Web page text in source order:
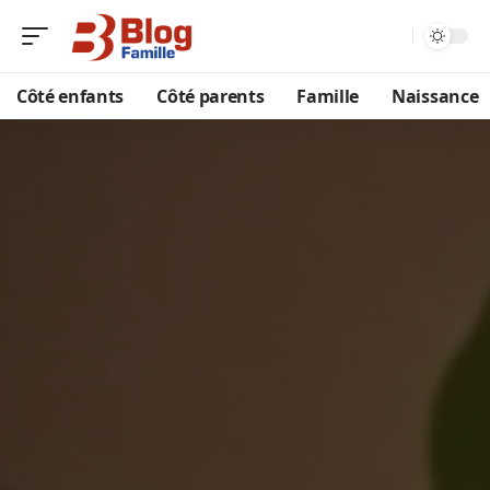
Côté enfants Côté parents Famille Naissance